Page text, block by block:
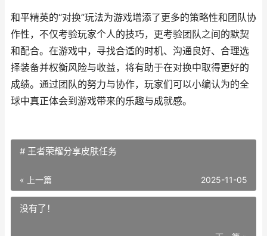
和平精英的“对换”玩法为游戏增添了更多的策略性和团队协
作性，不仅考验玩家个人的技巧，更考验团队之间的默契
和配合。在游戏中，寻找合适的时机、沟通良好、合理选
择装备并权衡风险与收益，将有助于在对换中取得更好的
成绩。通过团队的努力与协作，玩家们可以小编认为的全
球中真正体会到游戏带来的乐趣与成就感。
# 王者荣耀分享皮肤任务
« 上一篇 2025-11-05
没有了！